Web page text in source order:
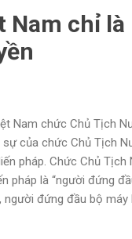
Nam chỉ
Nam chức Chủ Tịch
của chức Chủ Tịch
pháp. Chức Chủ
pháp là “người đứng
người đứng đầu bộ